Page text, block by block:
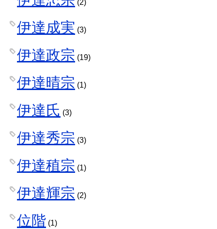
(2)
伊達成実 (3)
伊達政宗 (19)
伊達晴宗 (1)
伊達氏 (3)
伊達秀宗 (3)
伊達稙宗 (1)
伊達輝宗 (2)
位階 (1)